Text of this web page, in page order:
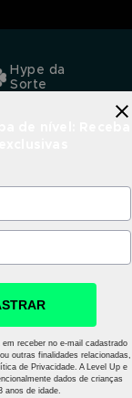
Hype da
Sorte
receber no e-mail cadastrado
outras finalidades relacionadas,
de Privacidade. A Level Up e
dados de crianças
anos de idade.